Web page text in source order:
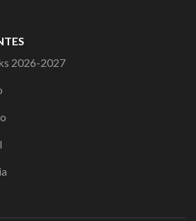
2026-2027